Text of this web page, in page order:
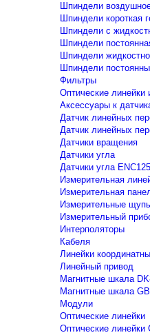
Шпиндели
Шпиндели короткая
Шпиндели с
Шпиндели
Шпиндели
Шпиндели
Фильтры
Оптические линейки
Аксессуары к
Датчик линейных
Датчик линейных
Датчики вращения
Датчики угла
Датчики угла ENC125
Измерительная
Измерительная
Измерительные
Измерительный
Интерполяторы
Кабеля
Линейки
Линейный привод
Магнитные шкала
Магнитные шкала
Модули
Оптические линейки
Оптические линейки